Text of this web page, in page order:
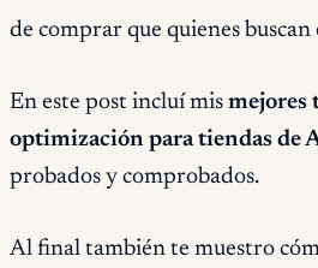
de comprar que quienes buscan
En este post incluí mis mejores
optimización para tiendas de
probados y comprobados.
Al final también te muestro